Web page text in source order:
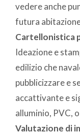
vedere anche
futura
Cartellonistica
Ideazione e
edilizio che
pubblicizzare e
accattivante e
alluminio, PVC,
Valutazione di